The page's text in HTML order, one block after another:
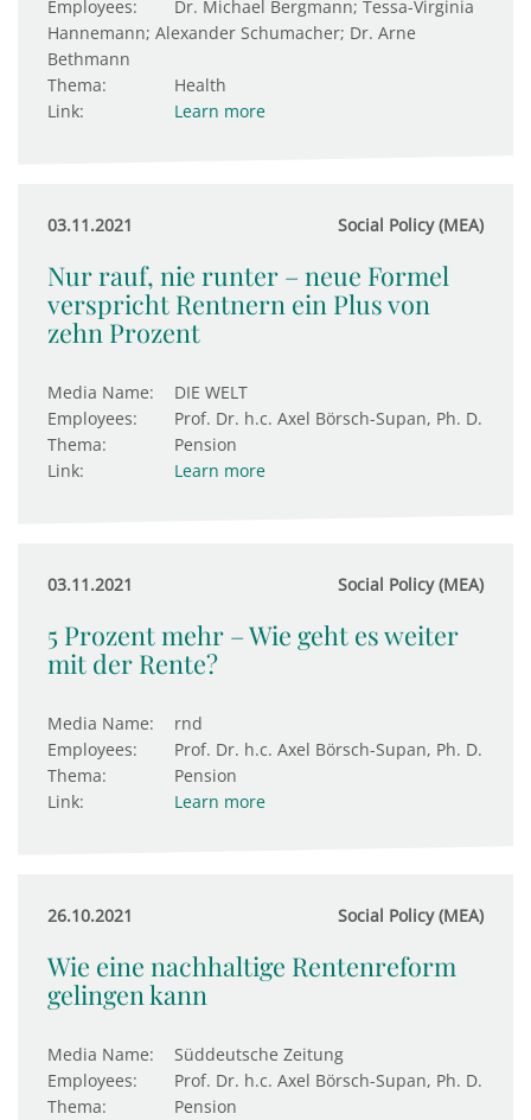
Employees:
Dr. Michael Bergmann; Tessa-Virginia
Hannemann; Alexander Schumacher; Dr. Arne
Bethmann
Thema:
Health
Link:
Learn more
03.11.2021 Social Policy (MEA)
Nur rauf, nie runter – neue Formel
verspricht Rentnern ein Plus von
zehn Prozent
Media Name:
DIE WELT
Employees:
Prof. Dr. h.c. Axel Börsch-Supan, Ph. D.
Thema:
Pension
Link:
Learn more
03.11.2021 Social Policy (MEA)
5 Prozent mehr – Wie geht es weiter
mit der Rente?
Media Name:
rnd
Employees:
Prof. Dr. h.c. Axel Börsch-Supan, Ph. D.
Thema:
Pension
Link:
Learn more
26.10.2021 Social Policy (MEA)
Wie eine nachhaltige Rentenreform
gelingen kann
Media Name:
Süddeutsche Zeitung
Employees:
Prof. Dr. h.c. Axel Börsch-Supan, Ph. D.
Thema:
Pension